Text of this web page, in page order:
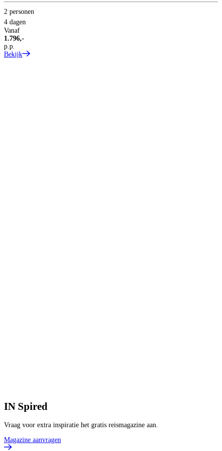
2 personen
4 dagen
Vanaf
1.796,-
p.p.
Bekijk
IN Spired
Vraag voor extra inspiratie het gratis reismagazine aan.
Magazine aanvragen